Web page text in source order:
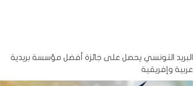
البريد التونسي يحصل على جائزة أفضل مؤسسة بريدية
عربية وإفريقية